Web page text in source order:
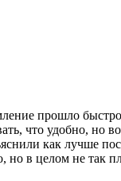
прошло
что удобно, но
как лучше
но в целом не так